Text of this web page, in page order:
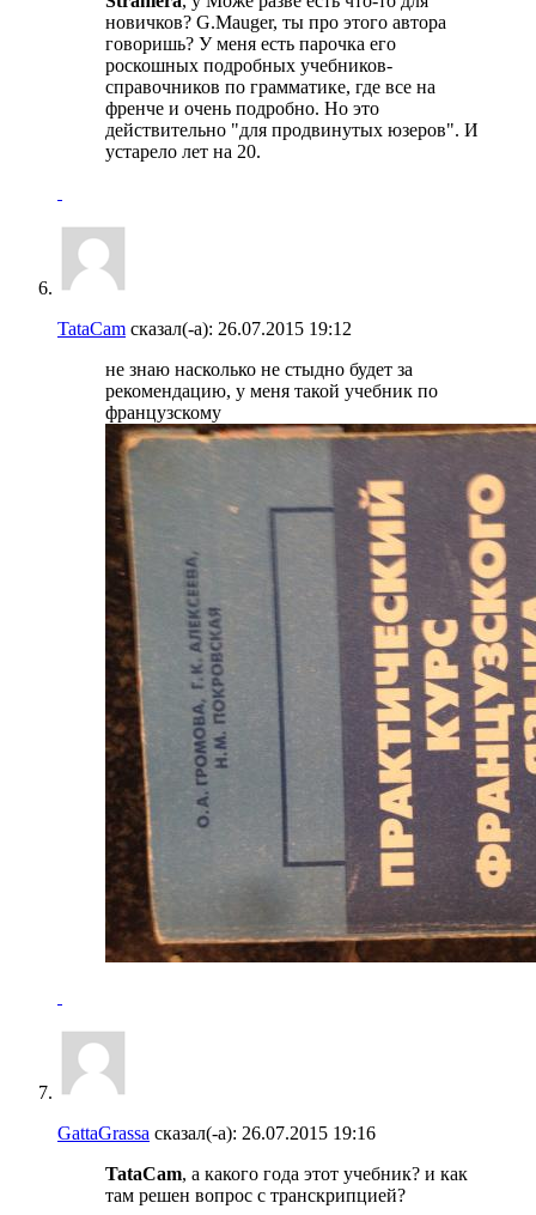
новичков? G.Mauger, ты про этого автора
говоришь? У меня есть парочка его
роскошных подробных учебников-
справочников по грамматике, где все на
френче и очень подробно. Но это
действительно "для продвинутых юзеров". И
устарело лет на 20.
TataCam сказал(-а): 26.07.2015 19:12
не знаю насколько не стыдно будет за
рекомендацию, у меня такой учебник по
французскому
GattaGrassa сказал(-а): 26.07.2015 19:16
TataCam, а какого года этот учебник? и как
там решен вопрос с транскрипцией?